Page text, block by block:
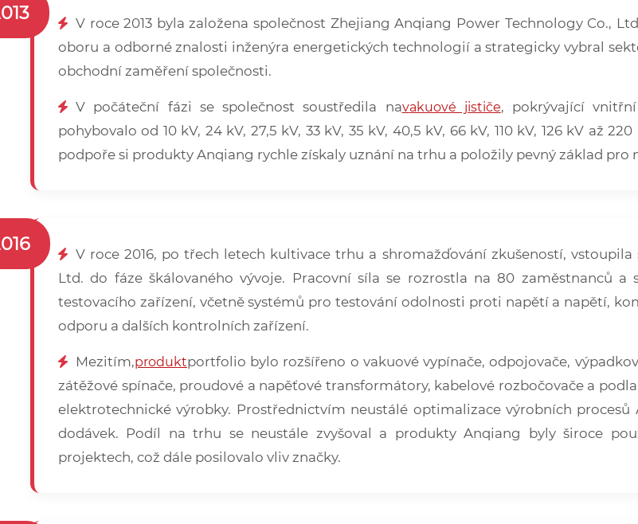
V roce 2013 byla založena společnost Zhejiang Anqiang Power Technology Co.,
oboru a odborné znalosti inženýra energetických technologií a strategicky vybral
obchodní zaměření společnosti.
V počáteční fázi se společnost soustředila navakuové jističe, pokrývající
pohybovalo od 10 kV, 24 kV, 27,5 kV, 33 kV, 35 kV, 40,5 kV, 66 kV, 110 kV, 126 kV až
podpoře si produkty Anqiang rychle získaly uznání na trhu a položily pevný základ
V roce 2016, po třech letech kultivace trhu a shromažďování zkušeností,
Ltd. do fáze škálovaného vývoje. Pracovní síla se rozrostla na 80 zaměstnanců
testovacího zařízení, včetně systémů pro testování odolnosti proti napětí a napětí,
odporu a dalších kontrolních zařízení.
Mezitím,produktportfolio bylo rozšířeno o vakuové vypínače, odpojovače,
zátěžové spínače, proudové a napěťové transformátory, kabelové rozbočovače a
elektrotechnické výrobky. Prostřednictvím neustálé optimalizace výrobních
dodávek. Podíl na trhu se neustále zvyšoval a produkty Anqiang byly široce
projektech, což dále posilovalo vliv značky.